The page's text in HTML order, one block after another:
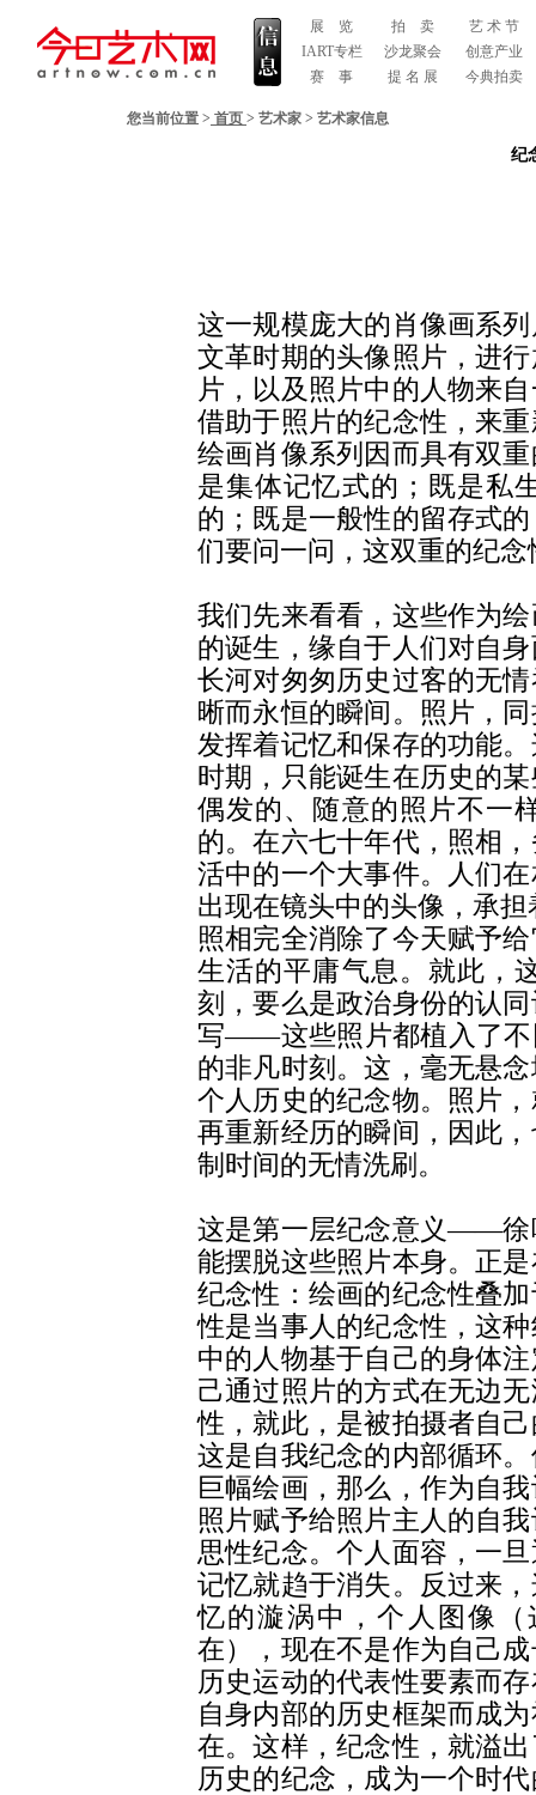
展 览
IART专栏
赛 事
拍 卖
沙龙聚会
提 名 展
艺 术 节
创意产业
今典拍卖
您当前位置 > 首页 > 艺术家 > 艺术家信息
纪
这一规模庞大的肖像画系
文革时期的头像照片，进
片，以及照片中的人物来
借助于照片的纪念性，来
绘画肖像系列因而具有双
是集体记忆式的；既是私
的；既是一般性的留存式
们要问一问，这双重的纪
我们先来看看，这些作为
的诞生，缘自于人们对自
长河对匆匆历史过客的无
晰而永恒的瞬间。照片，
发挥着记忆和保存的功能
时期，只能诞生在历史的
偶发的、随意的照片不一
的。在六七十年代，照相
活中的一个大事件。人们
出现在镜头中的头像，承
照相完全消除了今天赋予
生活的平庸气息。就此，
刻，要么是政治身份的认
写――这些照片都植入了不
的非凡时刻。这，毫无悬
个人历史的纪念物。照片
再重新经历的瞬间，因此
制时间的无情洗刷。
这是第一层纪念意义――徐
能摆脱这些照片本身。正
纪念性：绘画的纪念性叠
性是当事人的纪念性，这
中的人物基于自己的身体
己通过照片的方式在无边
性，就此，是被拍摄者自
这是自我纪念的内部循环
巨幅绘画，那么，作为自
照片赋予给照片主人的自
思性纪念。个人面容，一
记忆就趋于消失。反过来
忆的漩涡中，个人图像
在），现在不是作为自己
历史运动的代表性要素而
自身内部的历史框架而成
在。这样，纪念性，就溢
历史的纪念，成为一个时